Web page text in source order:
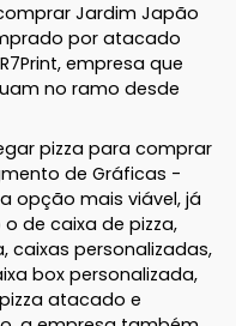
Jardim Japão
por atacado
empresa que
no ramo desde
pizza para comprar
de Gráficas -
opção mais viável, já
de caixa de pizza,
caixas personalizadas,
box personalizada,
atacado e